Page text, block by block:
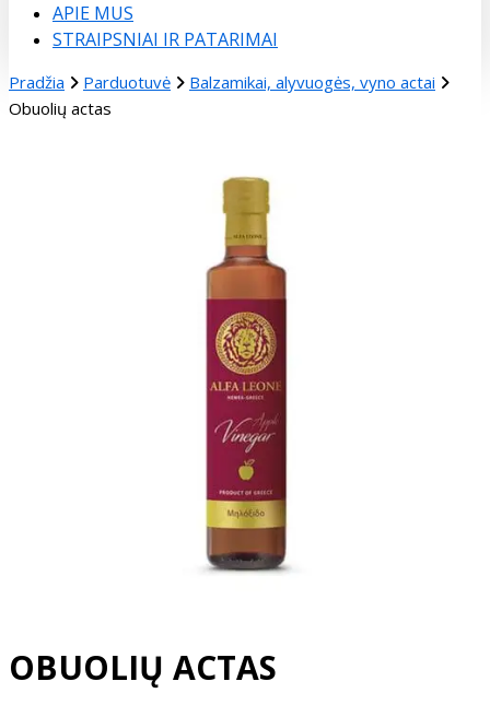
APIE MUS
STRAIPSNIAI IR PATARIMAI
Pradžia Parduotuvė
Balzamikai, alyvuogės, vyno actai
Obuolių actas
OBUOLIŲ ACTAS